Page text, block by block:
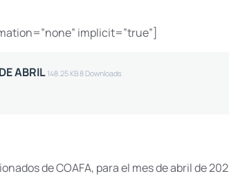
implicit=”true”]
ABRIL 148.25 KB8 Downloads
de COAFA, para el mes de abril de